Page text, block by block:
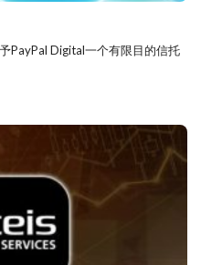
PayPal Digital一个有限目的信托